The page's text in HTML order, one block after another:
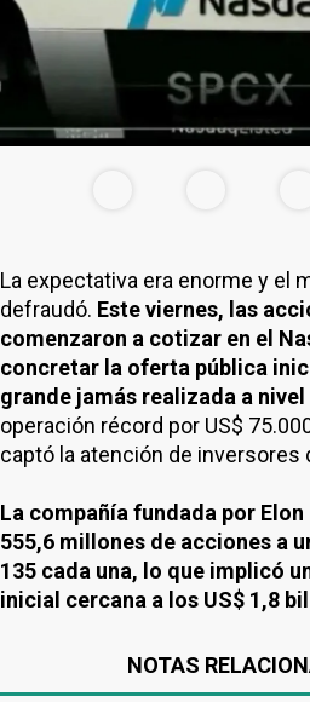
La expectativa era enorme y el
defraudó. Este viernes, las
comenzaron a cotizar en el
concretar la oferta pública
grande jamás realizada a
operación récord por US$
captó la atención de inversores
La compañía fundada por
555,6 millones de acciones a
135 cada una, lo que implicó
inicial cercana a los US$ 1,8
NOTAS